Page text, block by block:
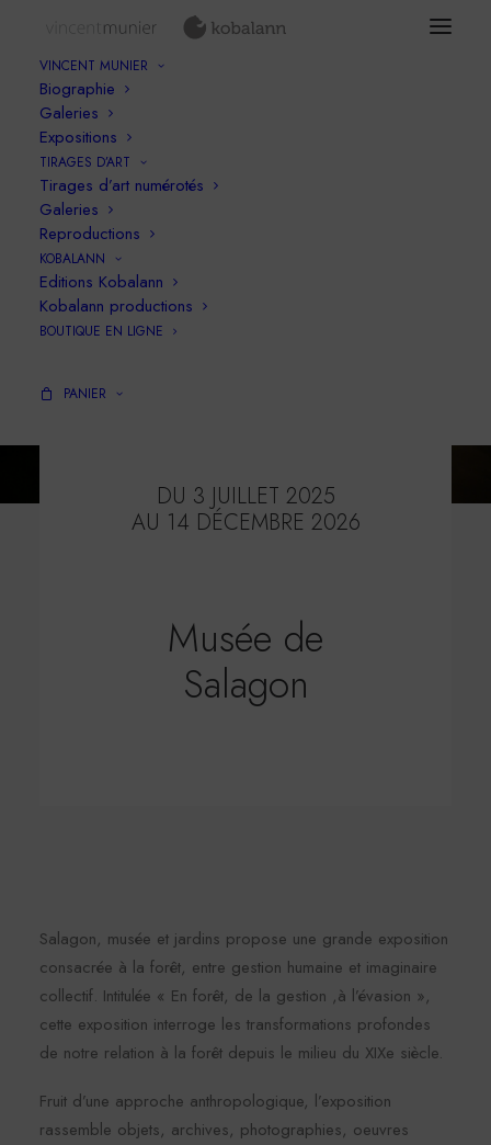
VINCENT MUNIER
Biographie
Galeries
Expositions
TIRAGES D’ART
Tirages d’art numérotés
Galeries
Reproductions
KOBALANN
Editions Kobalann
Kobalann productions
BOUTIQUE EN LIGNE
PANIER
DU 3 JUILLET 2025
AU 14 DÉCEMBRE 2026
Musée de
Salagon
Salagon, musée et jardins propose une grande exposition
consacrée à la forêt, entre gestion humaine et imaginaire
collectif. Intitulée « En forêt, de la gestion ,à l’évasion »,
cette exposition interroge les transformations profondes
de notre relation à la forêt depuis le milieu du XIXe siècle.
Fruit d’une approche anthropologique, l’exposition
rassemble objets, archives, photographies, oeuvres